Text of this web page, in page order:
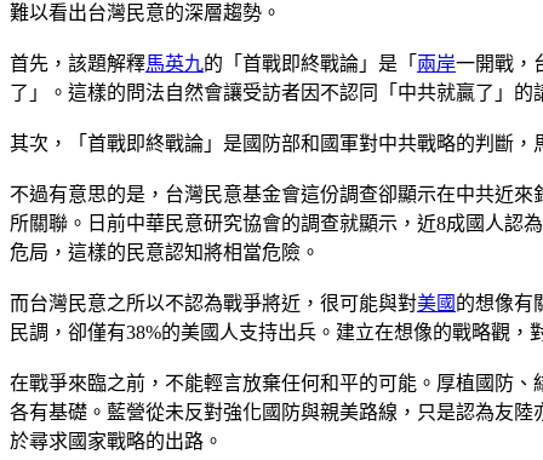
難以看出台灣民意的深層趨勢。
首先，該題解釋馬英九的「首戰即終戰論」是「 兩岸一開戰，
了」。這樣的問法自然會讓受訪者因不認同「中共就贏了」
其次，「首戰即終戰論」是國防部和國軍對中共戰略的判斷
不過有意思的是，台灣民意基金會這份調查卻顯示在中共近
所關聯。日前中華民意研究協會的調查就顯示，近8成國人認
危局，這樣的民意認知將相當危險。
而台灣民意之所以不認為戰爭將近，很可能與對美國 的想像有
民調，卻僅有38%的美國人支持出兵。建立在想像的戰略觀，
在戰爭來臨之前，不能輕言放棄任何和平的可能。厚植國防
各有基礎。藍營從未反對強化國防與親美路線，只是認為友
於尋求國家戰略的出路。